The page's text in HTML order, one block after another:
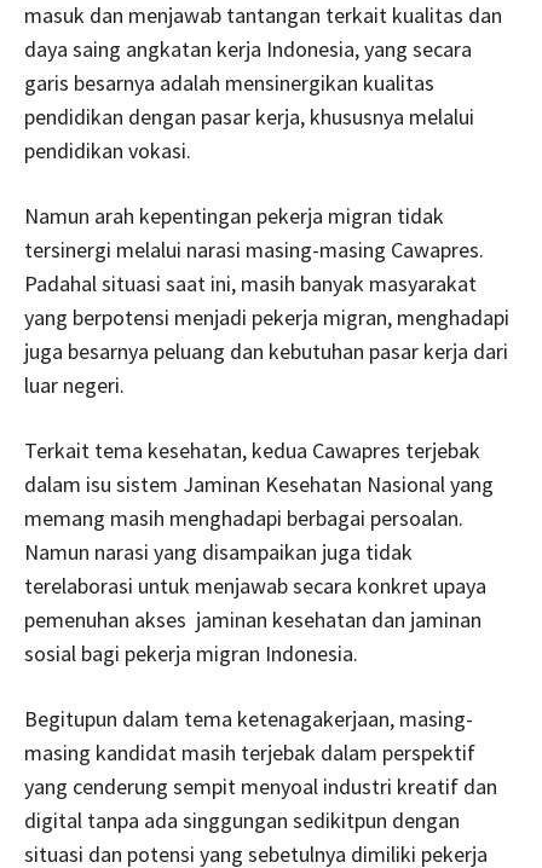
masuk dan menjawab tantangan terkait kualitas dan
daya saing angkatan kerja Indonesia, yang secara
garis besarnya adalah mensinergikan kualitas
pendidikan dengan pasar kerja, khususnya melalui
pendidikan vokasi.
Namun arah kepentingan pekerja migran tidak
tersinergi melalui narasi masing-masing Cawapres.
Padahal situasi saat ini, masih banyak masyarakat
yang berpotensi menjadi pekerja migran, menghadapi
juga besarnya peluang dan kebutuhan pasar kerja dari
luar negeri.
Terkait tema kesehatan, kedua Cawapres terjebak
dalam isu sistem Jaminan Kesehatan Nasional yang
memang masih menghadapi berbagai persoalan.
Namun narasi yang disampaikan juga tidak
terelaborasi untuk menjawab secara konkret upaya
pemenuhan akses jaminan kesehatan dan jaminan
sosial bagi pekerja migran Indonesia.
Begitupun dalam tema ketenagakerjaan, masing-
masing kandidat masih terjebak dalam perspektif
yang cenderung sempit menyoal industri kreatif dan
digital tanpa ada singgungan sedikitpun dengan
situasi dan potensi yang sebetulnya dimiliki pekerja